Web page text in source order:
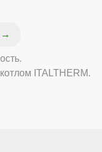
ITALTHERM.